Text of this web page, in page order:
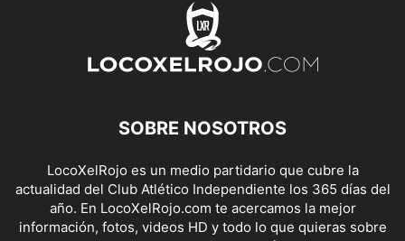
SOBRE NOSOTROS
LocoXelRojo es un medio partidario que cubre la
actualidad del Club Atlético Independiente los 365 días del
año. En LocoXelRojo.com te acercamos la mejor
información, fotos, videos HD y todo lo que quieras sobre